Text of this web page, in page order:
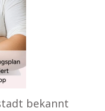
bekannt